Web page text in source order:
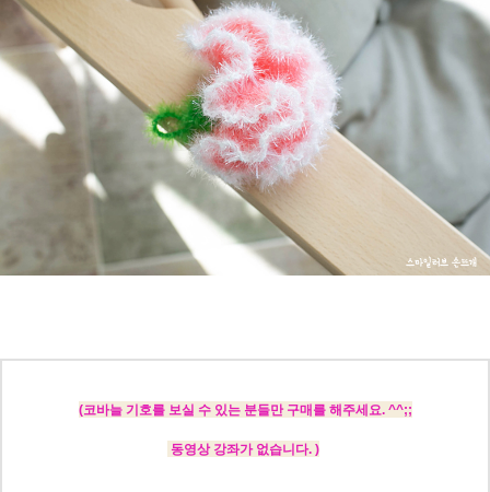
(코바늘 기호를 보실 수 있는 분들만 구매를 해주세요. ^^;;
동영상 강좌가 없습니다. )